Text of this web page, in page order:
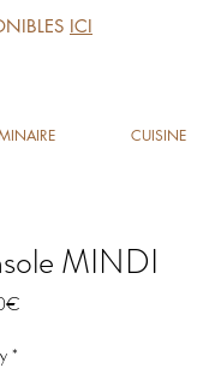
ICI
CUISINE
MINDI
*